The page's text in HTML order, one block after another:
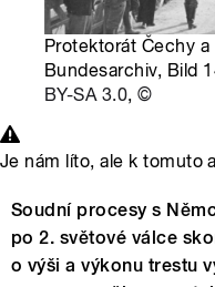
Protektorát Čechy a
Bundesarchiv, Bild
BY-SA 3.0,©
Je nám líto, ale k tomuto
Soudní procesy s
po 2. světové válce
o výši a výkonu trestu